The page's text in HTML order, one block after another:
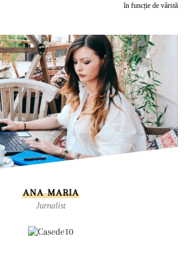
în funcție de vârstă
ANA MARIA
Jurnalist